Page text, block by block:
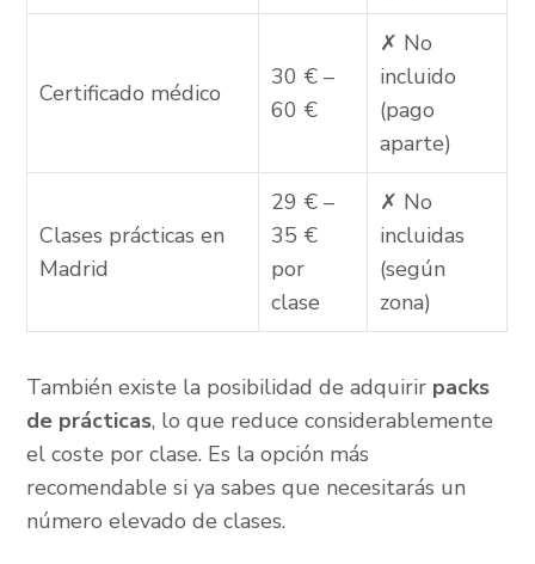
Certificado médico
30 € –
60 €
✗ No
incluido
(pago
aparte)
Clases prácticas en
Madrid
29 € –
35 €
por
clase
✗ No
incluidas
(según
zona)
También existe la posibilidad de adquirir packs
de prácticas, lo que reduce considerablemente
el coste por clase. Es la opción más
recomendable si ya sabes que necesitarás un
número elevado de clases.